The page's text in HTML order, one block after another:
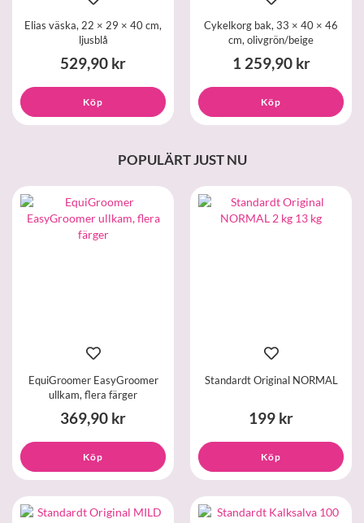
Elias väska, 22 × 29 × 40 cm,
ljusblå
529,90 kr
Köp
Cykelkorg bak, 33 × 40 × 46
cm, olivgrön/beige
1 259,90 kr
Köp
POPULÄRT JUST NU
EquiGroomer EasyGroomer
ullkam, flera färger
369,90 kr
Köp
Standardt Original NORMAL
199 kr
Köp